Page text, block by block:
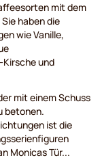
mit dem
haben die
wie Vanille,
und
mit einem Schuss
betonen.
ist die
Monicas Tür...